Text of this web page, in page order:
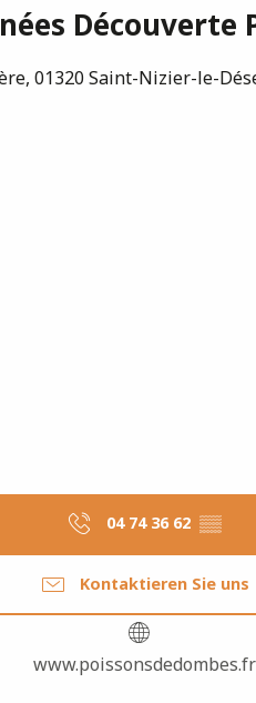
Découverte
01320 Saint-Nizier-le-
04 74 36 62 ▒▒
Kontaktieren Sie uns
www.poissonsdedombes.fr